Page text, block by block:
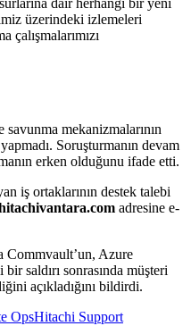
dair herhangi bir yeni
üzerindeki izlemeleri
çalışmalarımızı
mekanizmalarının
Soruşturmanın devam
erken olduğunu ifade etti.
iş ortaklarının destek talebi
adresine e-
Commvault’un, Azure
saldırı sonrasında müşteri
açıkladığını bildirdi.
OpsHitachi Support